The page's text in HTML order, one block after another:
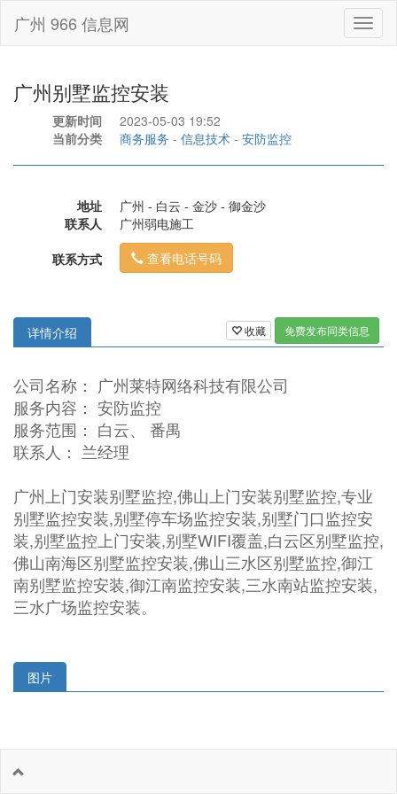
广州 966 信息网
广州别墅监控安装
更新时间
2023-05-03 19:52
当前分类
商务服务 - 信息技术 - 安防监控
地址
广州 - 白云 - 金沙 - 御金沙
联系人
广州弱电施工
联系方式
查看电话号码
收藏 免费发布同类信息
详情介绍
公司名称： 广州莱特网络科技有限公司
服务内容： 安防监控
服务范围： 白云、 番禺
联系人： 兰经理
广州上门安装别墅监控,佛山上门安装别墅监控,专业
别墅监控安装,别墅停车场监控安装,别墅门口监控安
装,别墅监控上门安装,别墅WIFI覆盖,白云区别墅监控,
佛山南海区别墅监控安装,佛山三水区别墅监控,御江
南别墅监控安装,御江南监控安装,三水南站监控安装,
三水广场监控安装。
图片